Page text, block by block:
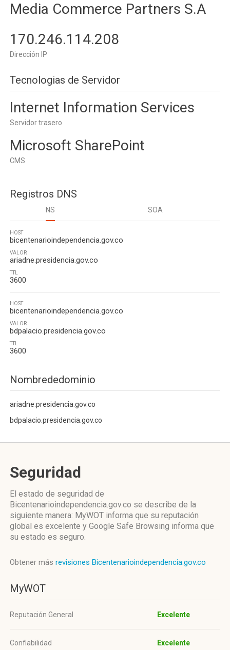
Media Commerce Partners S.A
170.246.114.208
Dirección IP
Tecnologias de Servidor
Internet Information Services
Servidor trasero
Microsoft SharePoint
CMS
Registros DNS
NS SOA
HOST
bicentenarioindependencia.gov.co
VALOR
ariadne.presidencia.gov.co
TTL
3600
HOST
bicentenarioindependencia.gov.co
VALOR
bdpalacio.presidencia.gov.co
TTL
3600
Nombrededominio
ariadne.presidencia.gov.co
bdpalacio.presidencia.gov.co
Seguridad
El estado de seguridad de
Bicentenarioindependencia.gov.co se describe de la
siguiente manera: MyWOT informa que su reputación
global es excelente y Google Safe Browsing informa que
su estado es seguro.
Obtener más revisiones Bicentenarioindependencia.gov.co
MyWOT
Reputación General Excelente
Confiabilidad
Excelente